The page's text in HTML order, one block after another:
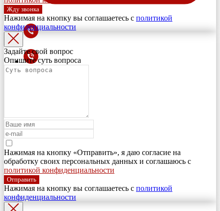
Жду звонка
Нажимая на кнопку вы соглашаетесь с политикой
конфиденциальности
Задайте свой вопрос
Опишите суть вопроса
Нажимая на кнопку «Отправить», я даю согласие на
обработку своих персональных данных и соглашаюсь с
политикой конфиденциальности
Отправить
Нажимая на кнопку вы соглашаетесь с политикой
конфиденциальности